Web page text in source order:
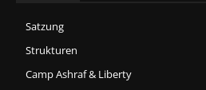
Satzung
Strukturen
Camp Ashraf & Liberty